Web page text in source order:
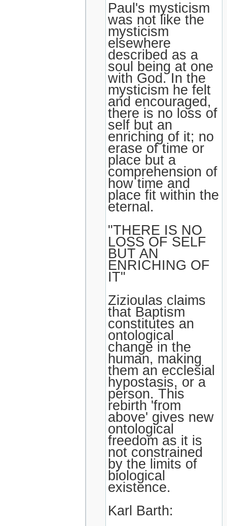
Paul's mysticism
was not like the
mysticism
elsewhere
described as a
soul being at one
with God. In the
mysticism he felt
and encouraged,
there is no loss of
self but an
enriching of it; no
erase of time or
place but a
comprehension of
how time and
place fit within the
eternal.
"THERE IS NO
LOSS OF SELF
BUT AN
ENRICHING OF
IT"
Zizioulas claims
that Baptism
constitutes an
ontological
change in the
human, making
them an ecclesial
hypostasis, or a
person. This
rebirth 'from
above' gives new
ontological
freedom as it is
not constrained
by the limits of
biological
existence.
Karl Barth: